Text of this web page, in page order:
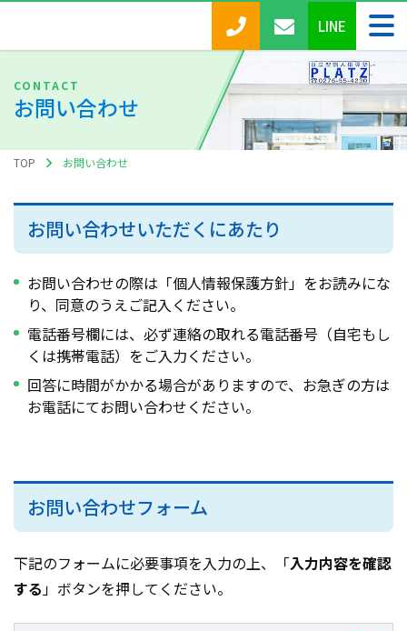
LINE
お問い合わせ
TOP お問い合わせ
お問い合わせいただくにあたり
お問い合わせの際は「個人情報保護方針」をお読みにな
り、同意のうえご記入ください。
電話番号欄には、必ず連絡の取れる電話番号（自宅もし
くは携帯電話）をご入力ください。
回答に時間がかかる場合がありますので、お急ぎの方は
お電話にてお問い合わせください。
お問い合わせフォーム
下記のフォームに必要事項を入力の上、「入力内容を確認
する」ボタンを押してください。